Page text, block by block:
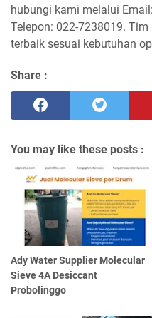
hubungi kami melalui
Telepon: 022-7238019.
terbaik sesuai kebutuhan
Share :
You may like these posts :
Ady Water Supplier Molecular
Sieve 4A Desiccant
Probolinggo